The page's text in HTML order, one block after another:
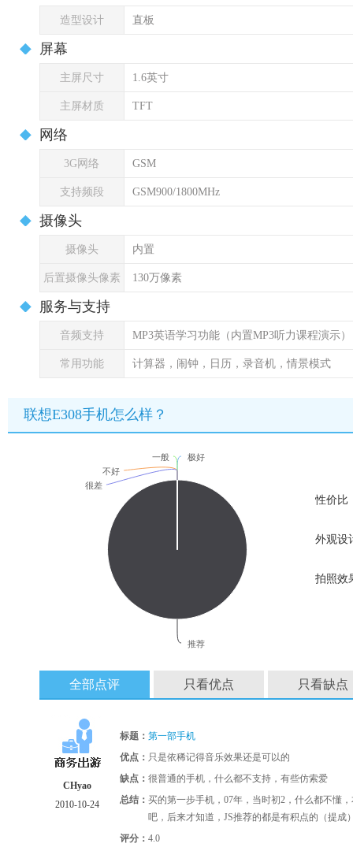
造型设计 直板
屏幕
主屏尺寸 1.6英寸
主屏材质 TFT
网络
3G网络 GSM
支持频段 GSM900/1800MHz
摄像头
摄像头 内置
后置摄像头像素 130万像素
服务与支持
音频支持 MP3英语学习功能（内置MP3听力课程演示）
常用功能 计算器，闹钟，日历，录音机，情景模式
联想E308手机怎么样？
极好
推荐
一般
不好
很差
性价比
外观设
拍照效
全部点评 只看优点 只看缺点
CHyao
2010-10-24
标题： 第一部手机
优点： 只是依稀记得音乐效果还是可以的
缺点： 很普通的手机，什么都不支持，有些仿索爱
总结： 买的第一步手机，07年，当时初2，什么都不懂
吧，后来才知道，JS推荐的都是有积点的（提成
评分： 4.0